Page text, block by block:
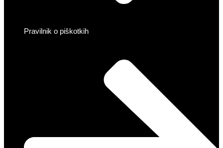
Pravilnik o piškotkih